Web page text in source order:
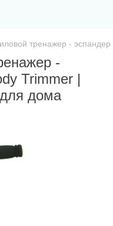
тренажер -
-
Trimmer |
дома